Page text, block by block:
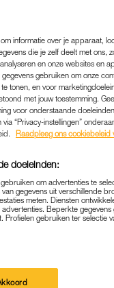
GAAT
SCHUT
informatie over je apparaat,
die je zelf deelt met ons,
en onze websites en
gebruiken om onze
tonen, en voor
met jouw toestemming.
voor onderstaande
“Privacy-instellingen”
Raadpleeg ons cookiebeleid
doeleinden:
om advertenties te
gegevens uit verschillende
meten. Diensten
Beperkte
Profielen gebruiken ter selectie